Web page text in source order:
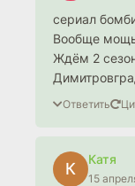
сериал
Вообще
Ждём 2
Ответить
К
Катя
15